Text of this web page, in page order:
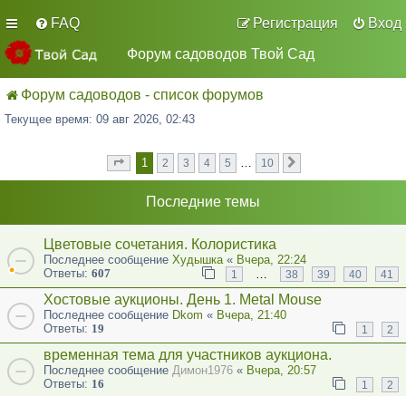
FAQ Вход
Регистрация
Форум садоводов Твой Сад
Форум садоводов - список форумов
Текущее время: 09 авг 2026, 02:43
Страница 1из 10
1 2 3 4 5 … 10
Последние темы
Цветовые сочетания. Колористика
Последнее сообщение Худышка« Вчера, 22:24
Ответы: 607 1 … 38 39 40 41
Хостовые аукционы. День 1. Metal Mouse
Последнее сообщение Dkom « Вчера, 21:40
Ответы: 19 1 2
временная тема для участников аукциона.
Последнее сообщение Димон1976 « Вчера, 20:57
Ответы: 16 1 2